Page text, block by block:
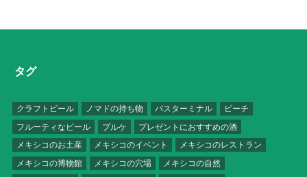
タグ
クラフトビール ノマドの持ち物 バスターミナル
ビーチ
フルーティなビール
プルケ
プレゼントにおすすめの酒
メキシコのお土産
メキシコのイベント
メキシコのレストラン
メキシコの博物館
メキシコの穴場
メキシコの自然